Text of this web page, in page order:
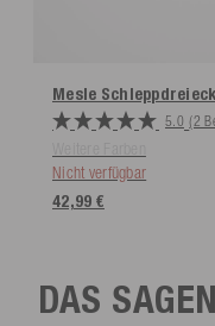
Mesle
5.0 (2
Nicht verfügbar
42,99 €
DAS